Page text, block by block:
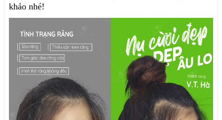
khảo nhé!